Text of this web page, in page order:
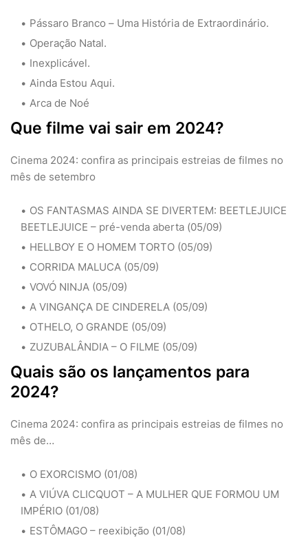
Pássaro Branco – Uma História de Extraordinário.
Operação Natal.
Inexplicável.
Ainda Estou Aqui.
Arca de Noé
Que filme vai sair em 2024?
Cinema 2024: confira as principais estreias de filmes no
mês de setembro
OS FANTASMAS AINDA SE DIVERTEM: BEETLEJUICE
BEETLEJUICE – pré-venda aberta (05/09)
HELLBOY E O HOMEM TORTO (05/09)
CORRIDA MALUCA (05/09)
VOVÓ NINJA (05/09)
A VINGANÇA DE CINDERELA (05/09)
OTHELO, O GRANDE (05/09)
ZUZUBALÂNDIA – O FILME (05/09)
Quais são os lançamentos para
2024?
Cinema 2024: confira as principais estreias de filmes no
mês de…
O EXORCISMO (01/08)
A VIÚVA CLICQUOT – A MULHER QUE FORMOU UM
IMPÉRIO (01/08)
ESTÔMAGO – reexibição (01/08)